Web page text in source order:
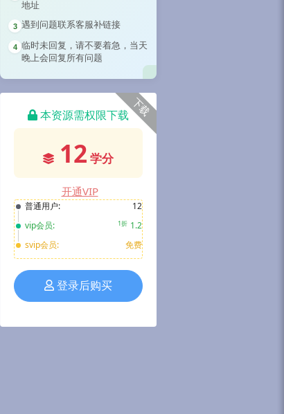
地址
3 遇到问题联系客服补链接
4 临时未回复，请不要着急，当天
晚上会回复所有问题
下载
本资源需权限下载
12 学分
开通VIP
普通用户:
12
vip会员:
1折 1.2
svip会员:
免费
登录后购买